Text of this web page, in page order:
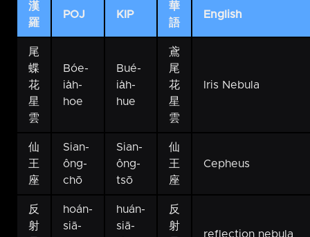
漢
羅
POJ KIP
華
語
English
尾
蝶
花
星
雲
Bóe-
ia̍h-
hoe
Bué-
ia̍h-
hue
鳶
尾
花
星
雲
Iris Nebula
仙
王
座
Sian-
ông-
chō
Sian-
ông-
tsō
仙
王
座
Cepheus
反
射
hoán-
siā-
huán-
siā-
反
射
reflection nebula